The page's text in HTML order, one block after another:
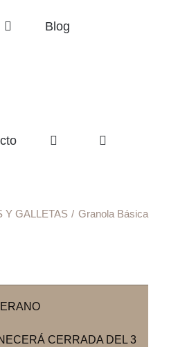
Blog
Y GALLETAS Granola Básica
CERRADA DEL 3